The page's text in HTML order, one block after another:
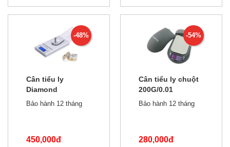
550,000đ 550,000đ
-48%
Cân tiểu ly
Diamond
50g/0.001g
Bảo hành 12 tháng
450,000đ
-54%
Cân tiểu ly chuột
200G/0.01
Bảo hành 12 tháng
280,000đ